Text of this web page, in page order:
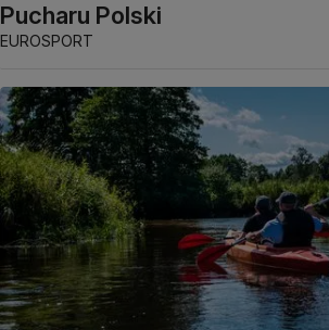
Pucharu Polski
EUROSPORT